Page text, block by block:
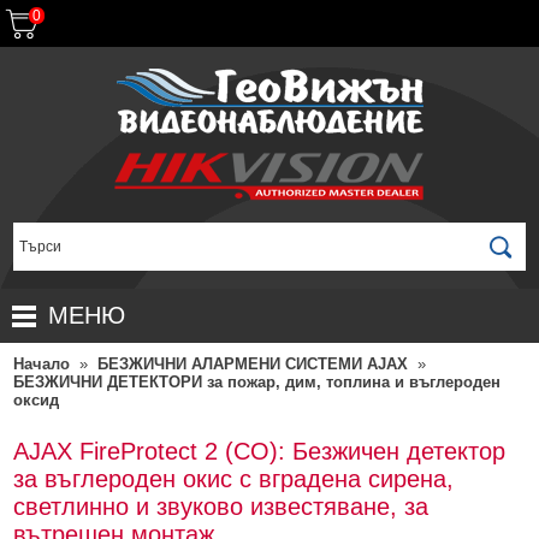
0
МЕНЮ
НАЧАЛО
ПРОДУКТИ
ПРОМОЦИИ
НОВИ ПРОДУКТИ
КОМПЛЕКТИ ЗА ВИДЕОНАБЛЮДЕНИЕ
ЗА ДИСТРИБУТОРИ
ГАРАНЦИОННИ УСЛОВИЯ
ДОСТАВКИ
Начало » БЕЗЖИЧНИ АЛАРМЕНИ СИСТЕМИ AJAX »
БЕЗЖИЧНИ ДЕТЕКТОРИ за пожар, дим, топлина и въглероден
оксид
AJAX FireProtect 2 (CO): Безжичен детектор
за въглероден окис с вградена сирена,
светлинно и звуково известяване, за